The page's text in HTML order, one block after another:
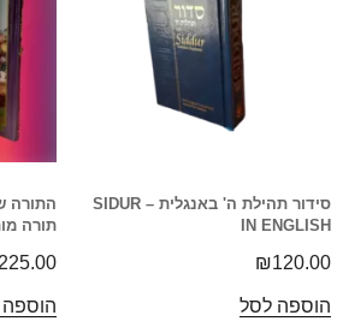
סידור תהילת ה' באנגלית – SIDUR
IN ENGLISH
₪120.00
הוספה לסל
התורה
תורה
225.00